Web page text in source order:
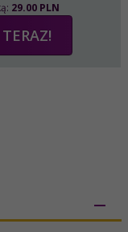
29.00 PLN